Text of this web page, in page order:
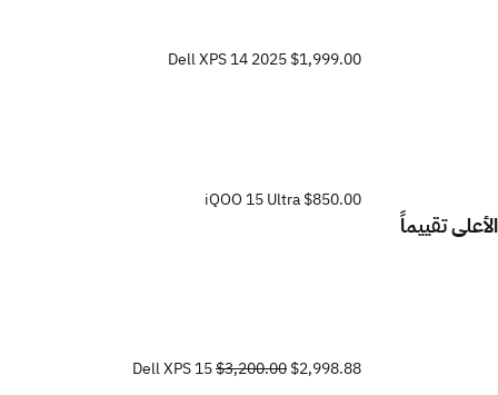
Dell XPS 14 2025$1,999.00
iQOO 15 Ultra$850.00
الأعلى تقييماً
Dell XPS 15$3,200.00$2,998.88